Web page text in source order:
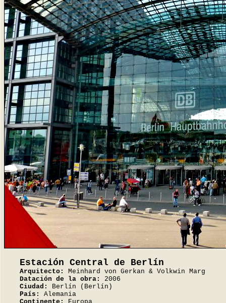
Estación Central de Berlín
Arquitecto:
Meinhard von Gerkan & Volkwin Marg
Datación de la obra:
2006
Ciudad:
Berlín (Berlín)
País:
Alemania